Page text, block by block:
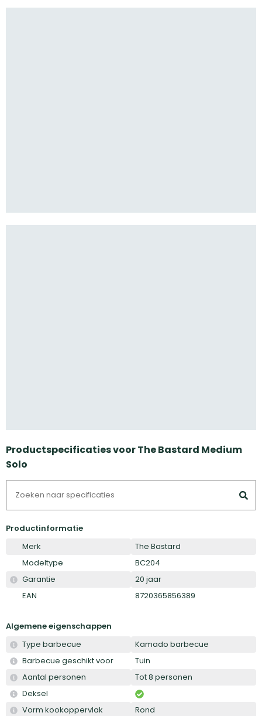
Productspecificaties voor The Bastard Medium
Solo
Productinformatie
Merk
The Bastard
Modeltype
BC204
Garantie
20 jaar
EAN
8720365856389
Algemene eigenschappen
Type barbecue
Kamado barbecue
Barbecue geschikt voor
Tuin
Aantal personen
Tot 8 personen
Deksel
Vorm kookoppervlak
Rond